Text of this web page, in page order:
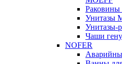
Раковины
Унитазы
Унитазы-
Чаши
NOFER